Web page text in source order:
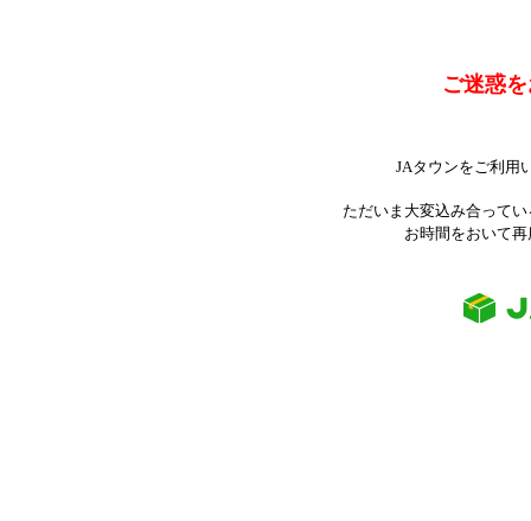
ご迷惑
JAタウンをご利用
ただいま大変込み合って
お時間をおいて